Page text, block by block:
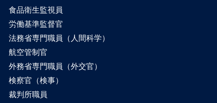
食品衛生監視員
労働基準監督官
法務省専門職員（人間科学）
航空管制官
外務省専門職員（外交官）
検察官（検事）
裁判所職員